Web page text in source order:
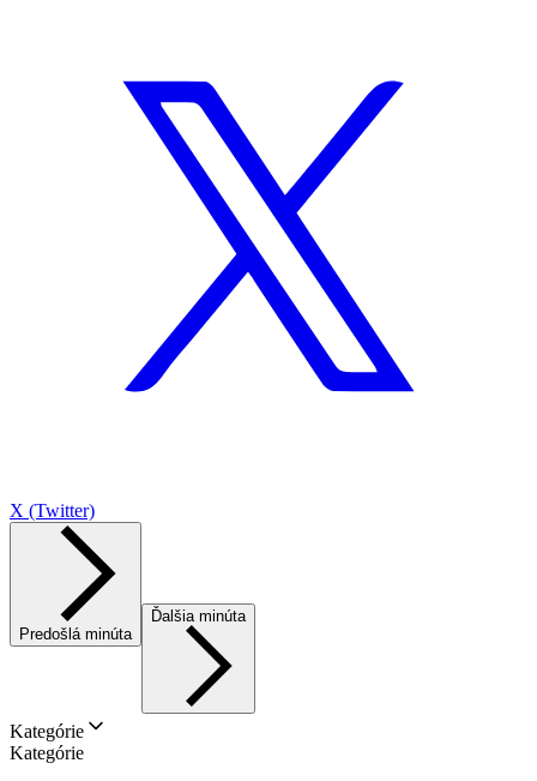
X (Twitter)
Predošlá minúta
Ďalšia minúta
Kategórie
Kategórie